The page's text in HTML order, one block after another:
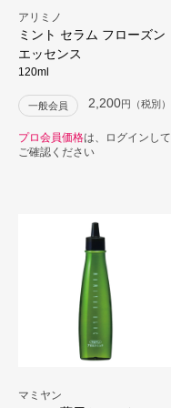
アリミノ
ミント セラム フローズン
エッセンス
120ml
一般会員 2,200円（税別）
プロ会員価格は、ログインして
ご確認ください
マミヤン